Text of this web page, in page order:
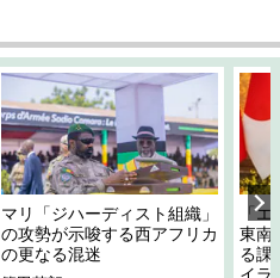
マリ「ジハーディスト組織」
の攻勢が示唆する西アフリカ
の更なる混迷
「
東南
る課